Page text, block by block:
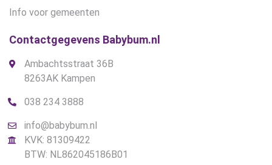
Info voor gemeenten
Contactgegevens Babybum.nl
Ambachtsstraat 36B
8263AK Kampen
038 234 3888
info@babybum.nl
KVK: 81309422
BTW: NL862045186B01